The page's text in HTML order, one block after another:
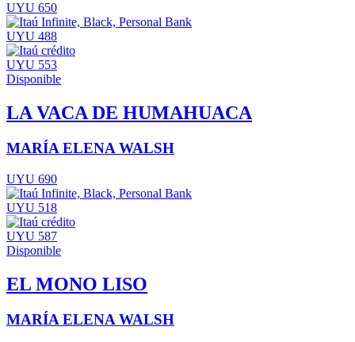
UYU 650
UYU 488
UYU 553
Disponible
LA VACA DE HUMAHUACA
MARÍA ELENA WALSH
UYU 690
UYU 518
UYU 587
Disponible
EL MONO LISO
MARÍA ELENA WALSH